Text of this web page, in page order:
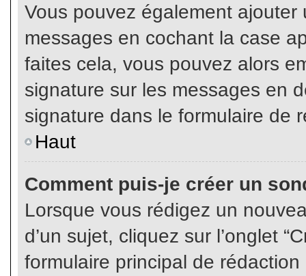
Vous pouvez également
messages en cochant la case
faites cela, vous pouvez alors
signature sur les messages en
signature dans le formulaire de
Haut
Comment puis-je créer un
Lorsque vous rédigez un
d’un sujet, cliquez sur l’onglet
formulaire principal de